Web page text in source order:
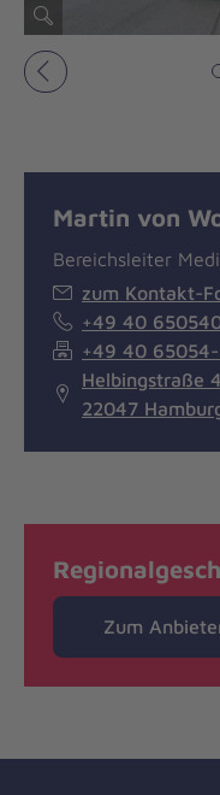
Vorheriges
Martin von
Bereichsleiter
zum Kontakt-
+49 40
+49 40
Helbingstraße
22047
Zum